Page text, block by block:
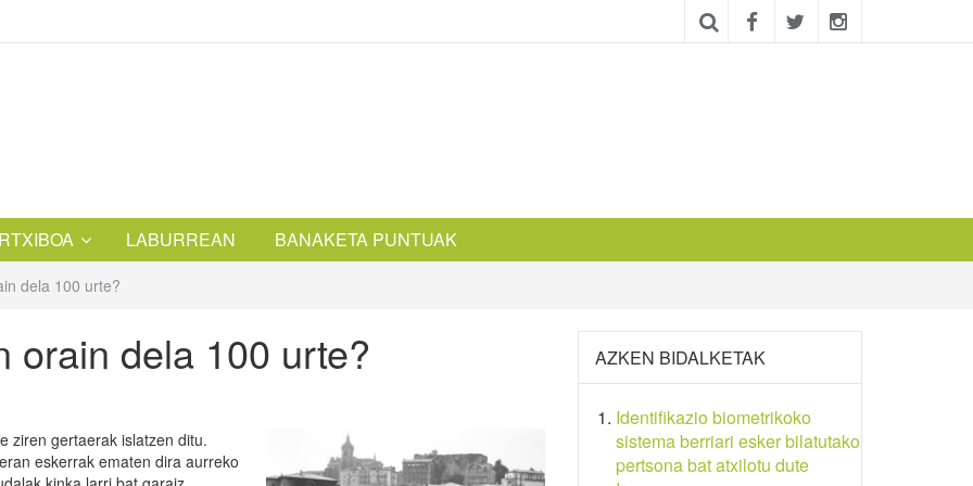
LABURREAN BANAKETA PUNTUAK
dela 100 urte?
orain dela 100 urte?
ziren gertaerak islatzen ditu.
eskerrak ematen dira aurreko
AZKEN BIDALKETAK
Identifikazio biometrikoko
sistema berriari esker bilatutako
pertsona bat atxilotu dute